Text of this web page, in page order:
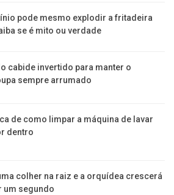
pode mesmo explodir a fritadeira
se é mito ou verdade
cabide invertido para manter o
sempre arrumado
de como limpar a máquina de lavar
dentro
colher na raiz e a orquídea crescerá
um segundo